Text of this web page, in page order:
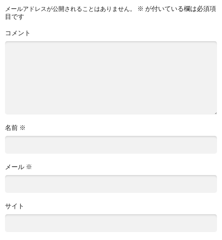
メールアドレスが公開されることはありません。 ※ が付いている欄は必須項
目です
コメント
名前 ※
メール ※
サイト